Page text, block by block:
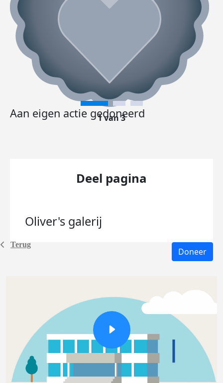
Terug
Aan eigen actie gedoneerd
1 van 3
Deel pagina
Oliver's galerij
Doneer